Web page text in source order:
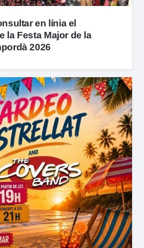
en línia el
la Festa Major de la
2026